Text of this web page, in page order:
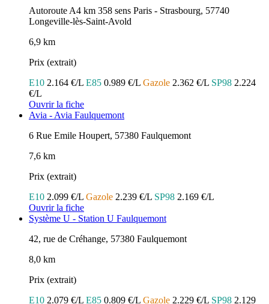
Autoroute A4 km 358 sens Paris - Strasbourg, 57740
Longeville-lès-Saint-Avold
6,9 km
Prix (extrait)
E10 2.164 €/L E85 0.989 €/L Gazole 2.362 €/L SP98 2.224
€/L
Ouvrir la fiche
Avia - Avia Faulquemont
6 Rue Emile Houpert, 57380 Faulquemont
7,6 km
Prix (extrait)
E10 2.099 €/L Gazole 2.239 €/L SP98 2.169 €/L
Ouvrir la fiche
Système U - Station U Faulquemont
42, rue de Créhange, 57380 Faulquemont
8,0 km
Prix (extrait)
E10 2.079 €/L E85 0.809 €/L Gazole 2.229 €/L SP98 2.129